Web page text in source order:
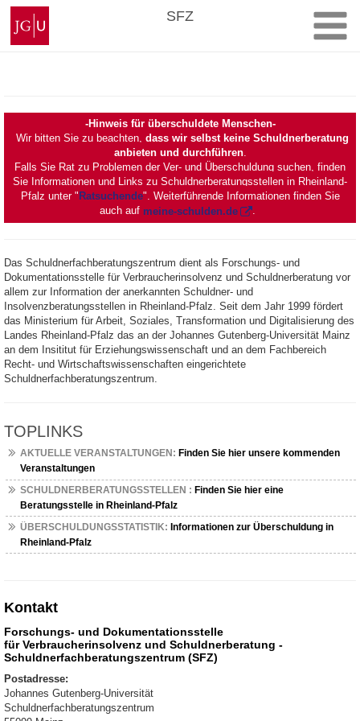
Zum
Inhalt
springen
Johannes
Gutenberg-
Universität
SFZ
-Hinweis für überschuldete Menschen-
Wir bitten Sie zu beachten, dass wir selbst keine Schuldnerberatung
anbieten und durchführen.
Falls Sie Rat zu Problemen der Ver- und Überschuldung suchen, finden
Sie Informationen und Links zu Schuldnerberatungsstellen in Rheinland-
Pfalz unter " Ratsuchende". Weiterführende Informationen finden Sie
auch auf meine-schulden.de .
Das Schuldnerfachberatungszentrum dient als Forschungs- und
Dokumentationsstelle für Verbraucherinsolvenz und Schuldnerberatung vor
allem zur Information der anerkannten Schuldner- und
Insolvenzberatungsstellen in Rheinland-Pfalz. Seit dem Jahr 1999 fördert
das Ministerium für Arbeit, Soziales, Transformation und Digitalisierung des
Landes Rheinland-Pfalz das an der Johannes Gutenberg-Universität Mainz
an dem Insititut für Erziehungswissenschaft und an dem Fachbereich
Recht- und Wirtschaftswissenschaften eingerichtete
Schuldnerfachberatungszentrum.
TOPLINKS
AKTUELLE VERANSTALTUNGEN: Finden Sie hier unsere kommenden
Veranstaltungen
SCHULDNERBERATUNGSSTELLEN : Finden Sie hier eine
Beratungsstelle in Rheinland-Pfalz
ÜBERSCHULDUNGSSTATISTIK: Informationen zur Überschuldung in
Rheinland-Pfalz
Kontakt
Forschungs- und Dokumentationsstelle
für Verbraucherinsolvenz und Schuldnerberatung -
Schuldnerfachberatungszentrum (SFZ)
Postadresse:
Johannes Gutenberg-Universität
Schuldnerfachberatungszentrum